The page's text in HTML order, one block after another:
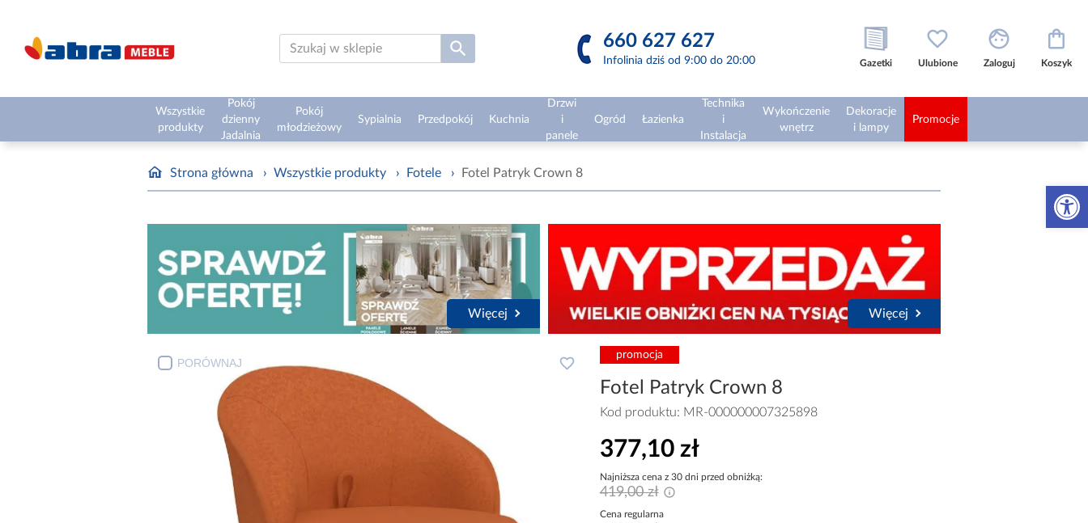
Otwórz
660 627 627
Infolinia dziś od 9:00 do 20:00 Gazetki Ulubione Zaloguj Koszyk
Wszystkie
produkty
Pokój
dzienny
Jadalnia
Pokój
młodzieżowy
Sypialnia Przedpokój Kuchnia
Drzwi
i
panele
Ogród Łazienka
Technika
i
Instalacja
Wykończenie
wnętrz
Dekoracje
i lampy
Promocje
Strona główna › Wszystkie produkty › Fotele › Fotel Patryk Crown 8
Więcej Więcej
PORÓWNAJ
promocja
Fotel Patryk Crown 8
Kod produktu: MR-000000007325898
377,10 zł
Najniższa cena z 30 dni przed obniżką:
419,00 zł
Cena regularna